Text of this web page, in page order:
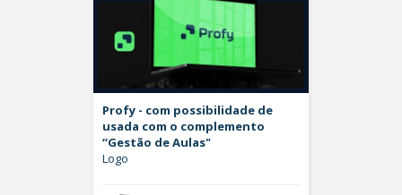
Profy - com possibilidade de
usada com o complemento
“Gestão de Aulas"
Logo